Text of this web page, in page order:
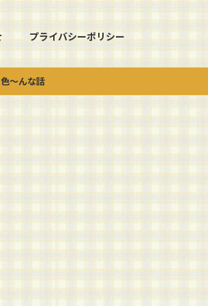
プライバシーポリシー
色～んな話